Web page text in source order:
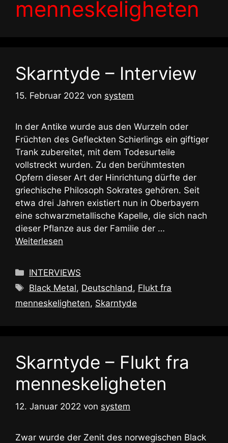
menneskeligheten
Skarntyde – Interview
15. Februar 2022 von system
In der Antike wurde aus den Wurzeln oder
Früchten des Gefleckten Schierlings ein giftiger
Trank zubereitet, mit dem Todesurteile
vollstreckt wurden. Zu den berühmtesten
Opfern dieser Art der Hinrichtung dürfte der
griechische Philosoph Sokrates gehören. Seit
etwa drei Jahren existiert nun in Oberbayern
eine schwarzmetallische Kapelle, die sich nach
dieser Pflanze aus der Familie der …
Weiterlesen
Kategorien
INTERVIEWS
Schlagwörter
Black Metal, Deutschland, Flukt fra
menneskeligheten, Skarntyde
Skarntyde – Flukt fra
menneskeligheten
12. Januar 2022 von system
Zwar wurde der Zenit des norwegischen Black